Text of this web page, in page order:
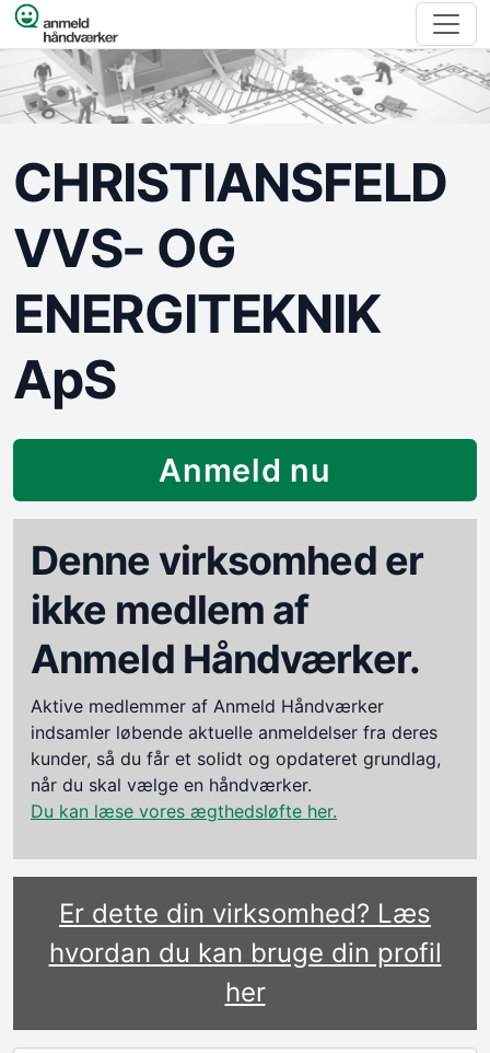
Spring til indhold
CHRISTIANSFELD
VVS- OG
ENERGITEKNIK
ApS
Anmeld nu
Denne virksomhed er
ikke medlem af
Anmeld Håndværker.
Aktive medlemmer af Anmeld Håndværker
indsamler løbende aktuelle anmeldelser fra deres
kunder, så du får et solidt og opdateret grundlag,
når du skal vælge en håndværker.
Du kan læse vores ægthedsløfte her.
Er dette din virksomhed? Læs
hvordan du kan bruge din profil
her